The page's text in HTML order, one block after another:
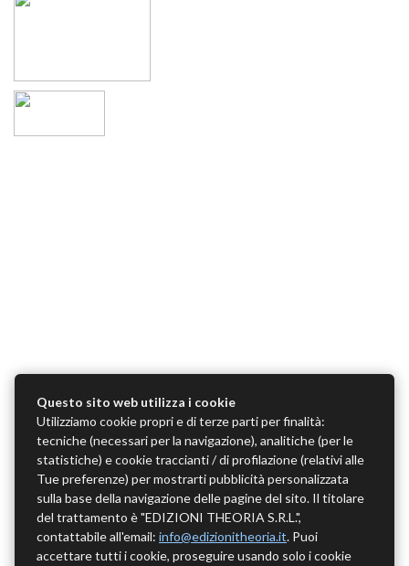
Questo sito web utilizza i cookie
Utilizziamo cookie propri e di terze parti per finalità:
tecniche (necessari per la navigazione), analitiche (per le
statistiche) e cookie traccianti / di profilazione (relativi alle
Tue preferenze) per mostrarti pubblicità personalizzata
sulla base della navigazione delle pagine del sito. Il titolare
del trattamento è "EDIZIONI THEORIA S.R.L.",
contattabile all'email: info@edizionitheoria.it. Puoi
accettare tutti i cookie, proseguire usando solo i cookie